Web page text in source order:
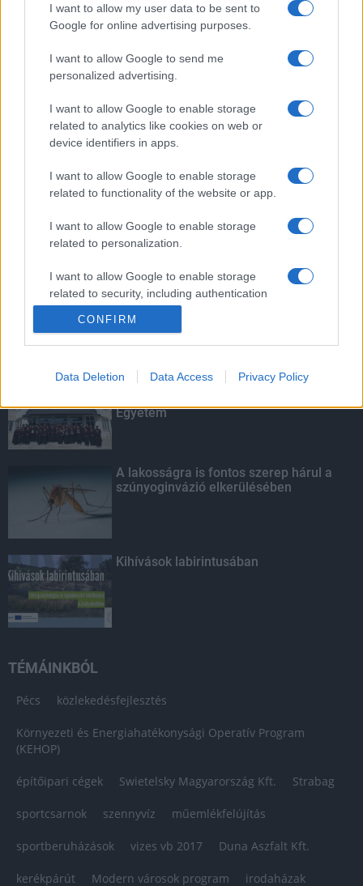
I want to allow my user data to be sent to
Google for online advertising purposes.
I want to allow Google to send me
personalized advertising.
I want to allow Google to enable storage
related to analytics like cookies on web or
device identifiers in apps.
I want to allow Google to enable storage
related to functionality of the website or app.
I want to allow Google to enable storage
related to personalization.
I want to allow Google to enable storage
related to security, including authentication
functionality and fraud prevention, and other
user protection.
CONFIRM
Data Deletion Data Access Privacy Policy
LEGOLVASOTTABB
Kecskeméten is szakirányú
továbbképzésekkel erősít a Gál Ferenc
foci-Eb jegyeire
Amire többmillióan vártunk: szombattól
Kecskeméten is szakirányú
Egyetem
A lakosságra is fontos szerep hárul a
szúnyoginvázió elkerülésében
Kihívások labirintusában
TÉMÁINKBÓL
Pécs közlekedésfejlesztés
Környezeti és Energiahatékonysági Operatív Program
(KEHOP)
építőipari cégek Swietelsky Magyarország Kft. Strabag
sportcsarnok szennyvíz műemlékfelújítás
sportberuházások vizes vb 2017 Duna Aszfalt Kft.
kerékpárút Modern városok program irodaházak